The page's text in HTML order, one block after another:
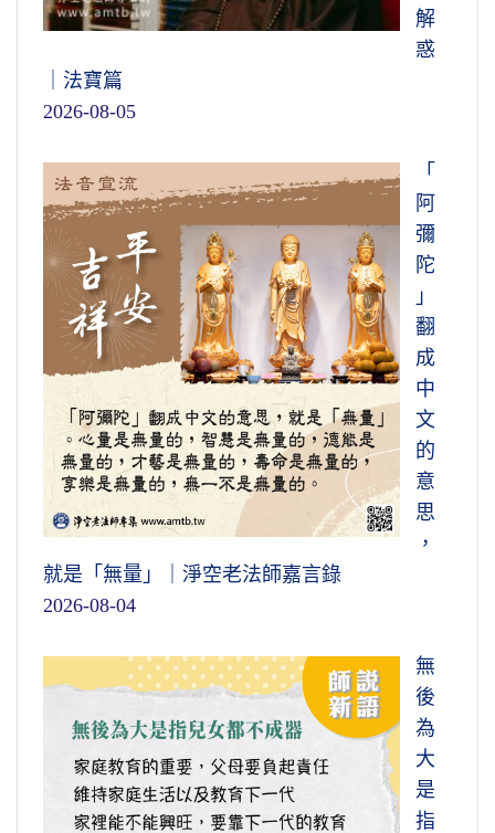
解
惑
｜法寶篇
2026-08-05
「
阿
彌
陀
」
翻
成
中
文
的
意
思
，
就是「無量」｜淨空老法師嘉言錄
2026-08-04
無
後
為
大
是
指